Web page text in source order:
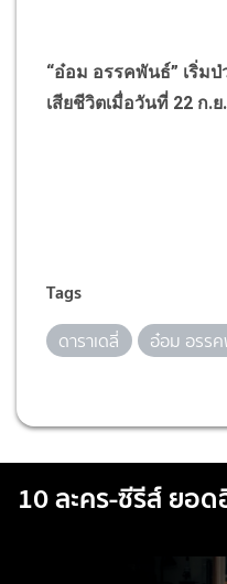
“อ๋อม อรรคพันธ์” เริ่ม
เสียชีวิตเมื่อวันที่ 22 ก.ย
Tags
ดาราเดลี่ อ๋อม อรร
10 ละคร-ซีรีส์ ยอ